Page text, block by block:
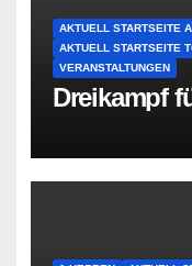
AKTUELL STARTSEITE
AKTUELL STARTSEITE
VERANSTALTUNGEN
Dreikampf